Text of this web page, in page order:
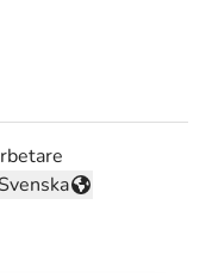
språk
Svenska